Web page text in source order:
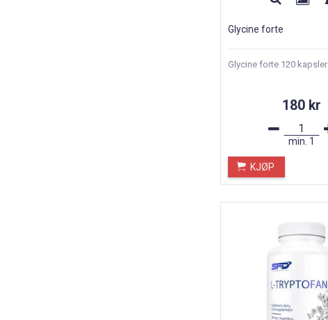
Glycine forte
Glycine forte 120 kapsler
180 kr
min. 1
KJØP